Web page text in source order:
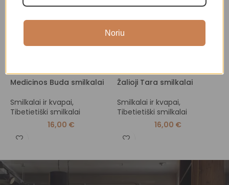
Medicinos Buda smilkalai
Smilkalai ir kvapai,
Tibetietiški smilkalai
16,00 €
Žalioji Tara smilkalai
Smilkalai ir kvapai,
Tibetietiški smilkalai
16,00 €
Noriu